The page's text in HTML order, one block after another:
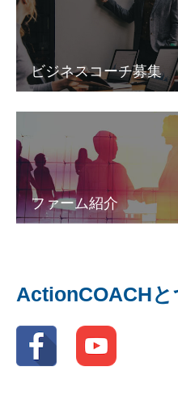
ビジネスコーチ募集
ファーム紹介
ActionCOACHと